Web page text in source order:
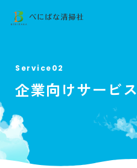
Service02
企業向けサービス